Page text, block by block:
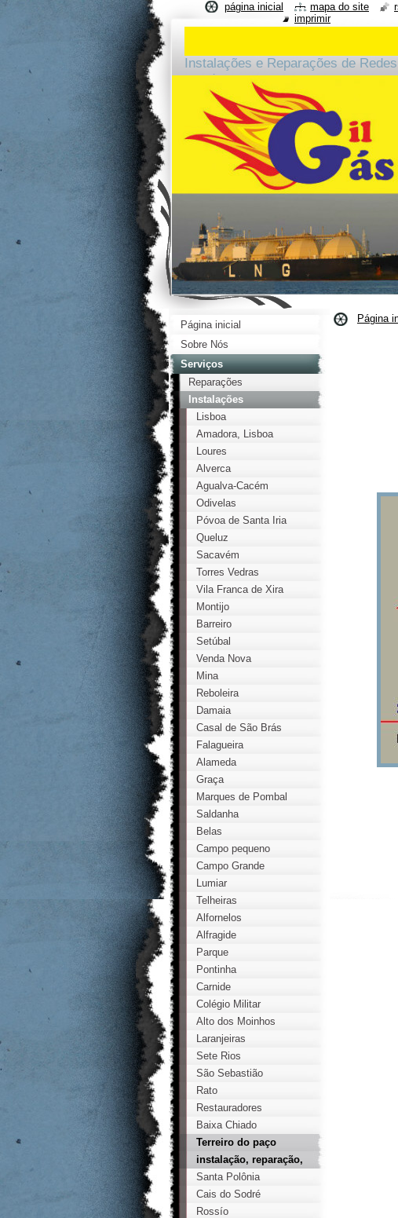
Instalações e Reparações de
arredores.
Página
Página inicial
Sobre Nós
Serviços
Reparações
Instalações
Lisboa
Amadora, Lisboa
Loures
Alverca
Agualva-Cacém
Odivelas
Póvoa de Santa Iria
Queluz
Sacavém
Torres Vedras
Vila Franca de Xira
Montijo
Barreiro
Setúbal
Venda Nova
Mina
Reboleira
Damaia
Casal de São Brás
Falagueira
Alameda
Graça
Marques de Pombal
Saldanha
Belas
Campo pequeno
Campo Grande
Lumiar
Telheiras
Alfornelos
Alfragide
Parque
Pontinha
Carnide
Colégio Militar
Alto dos Moinhos
Laranjeiras
Sete Rios
São Sebastião
Rato
Restauradores
Baixa Chiado
Terreiro do paço
instalação, reparação,
instalador, técnico,
certificado, fugas,
credenciado, gás,
Santa Polônia
Cais do Sodré
Rossío
página inicial mapa do site
imprimir